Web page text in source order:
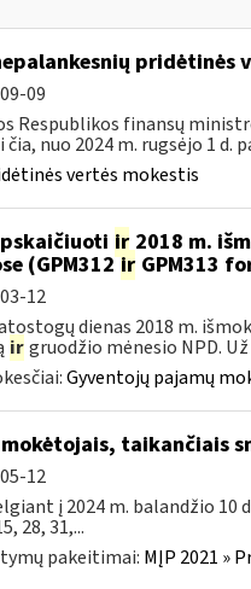
pridėtinės
09
Respublikos finansų
nuo 2024 m. rugsėjo 1 d.
vertės mokestis
ir2018 m.
(GPM312irGPM313
12
dienas 2018 m.
ir gruodžio mėnesio NPD. Už
Gyventojų pajamų
taikančiais
12
į 2024 m. balandžio
28, 31,...
pakeitimai: MĮP 2021 »